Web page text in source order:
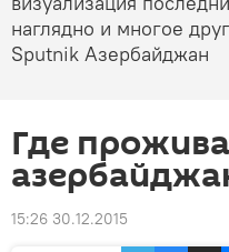
наглядно и многое
Sputnik Азербайджан
Где
15:26 30.12.2015